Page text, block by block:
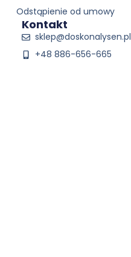
Odstąpienie od umowy
Kontakt
sklep@doskonalysen.pl
+48 886-656-665